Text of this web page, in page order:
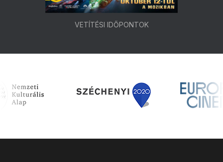
VETÍTÉSI IDŐPONTOK